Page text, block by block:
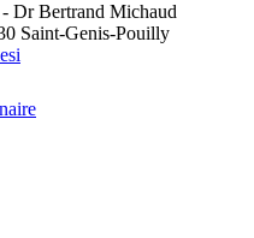
Dr Bertrand Michaud
Saint-Genis-Pouilly